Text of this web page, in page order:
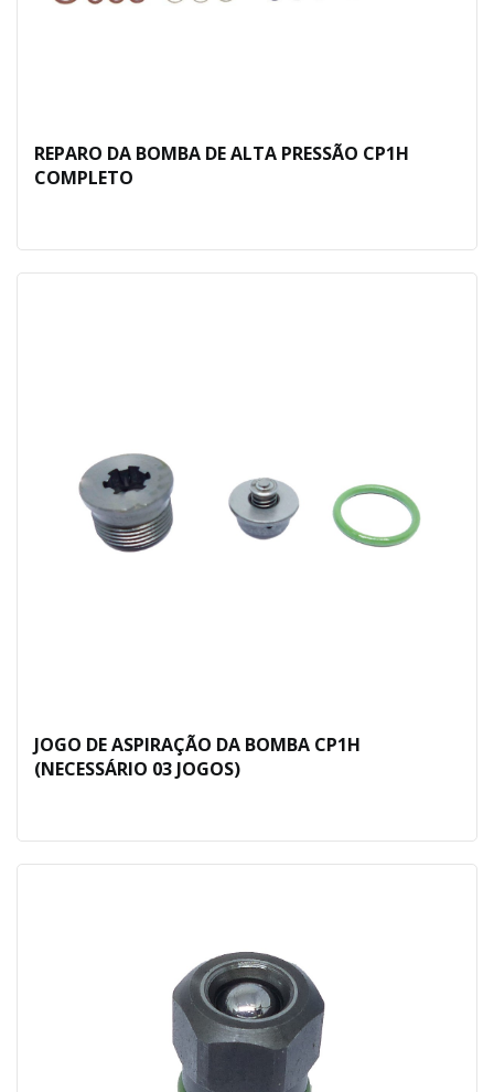
REPARO DA BOMBA DE ALTA PRESSÃO CP1H
COMPLETO
JOGO DE ASPIRAÇÃO DA BOMBA CP1H
(NECESSÁRIO 03 JOGOS)